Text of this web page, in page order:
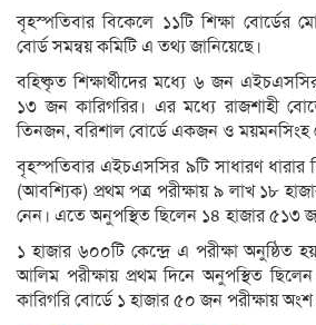
বৃহস্পতিবার বিকেলে ১১টি শিক্ষা বোর্ডের
বোর্ড সমন্বয় কমিটি এ তথ্য জানিয়েছে।
বহিষ্কৃত শিক্ষার্থীদের মধ্যে ৬ জন
১৩ জন কারিগরির। এর মধ্যে রাজশাহী
তিনজন, বরিশাল বোর্ডে একজন ও ময়মনসিংহ
বৃহস্পতিবার এইচএসসির ৯টি সাধারণ ধারার
(আবশ্যিক) প্রথম পত্র পরীক্ষায় ৯ লাখ ১৮
নেন। এতে অনুপস্থিত ছিলেন ১৪ হাজার ৫১৩ জন
১ হাজার ৬০০টি কেন্দ্রে এ পরীক্ষা অনুষ্ঠিত
আলিম পরীক্ষায় প্রথম দিনে অনুপস্থিত
কারিগরি বোর্ডে ১ হাজার ৫০ জন পরীক্ষায় অংশ